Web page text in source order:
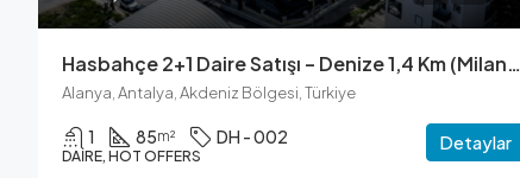
Hasbahçe 2+1 Daire Satışı – Denize 1,4 Km (Milano VIP 1)
Alanya, Antalya, Akdeniz Bölgesi, Türkiye
1 85m² DH - 002
DAIRE, HOT OFFERS
Detaylar